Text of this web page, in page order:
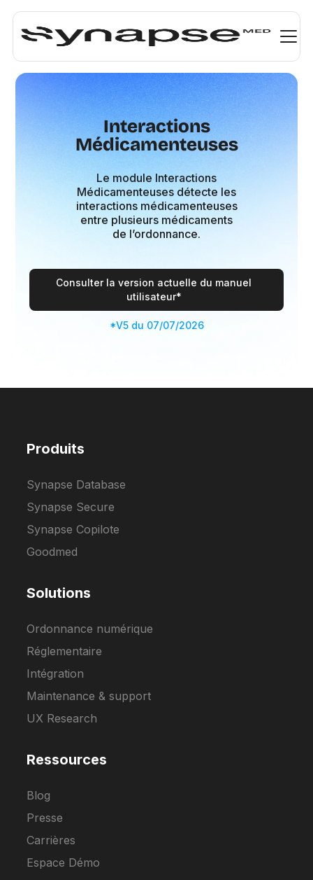
Interactions
Médicamenteuses
Le module Interactions
Médicamenteuses détecte les
interactions médicamenteuses
entre plusieurs médicaments
de l’ordonnance.
Consulter la version actuelle du manuel
utilisateur*
*V5 du 07/07/2026
Produits
Synapse Database
Synapse Secure
Synapse Copilote
Goodmed
Solutions
Ordonnance numérique
Réglementaire
Intégration
Maintenance & support
UX Research
Ressources
Blog
Presse
Carrières
Espace Démo